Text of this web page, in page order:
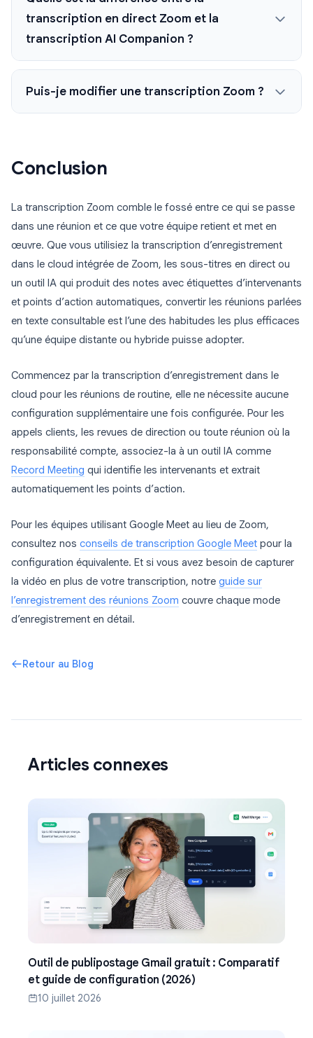
transcription en direct Zoom et la
transcription AI Companion ?
Puis-je modifier une transcription Zoom ?
Conclusion
La transcription Zoom comble le fossé entre ce qui se passe
dans une réunion et ce que votre équipe retient et met en
œuvre. Que vous utilisiez la transcription d’enregistrement
dans le cloud intégrée de Zoom, les sous-titres en direct ou
un outil IA qui produit des notes avec étiquettes d’intervenants
et points d’action automatiques, convertir les réunions parlées
en texte consultable est l’une des habitudes les plus efficaces
qu’une équipe distante ou hybride puisse adopter.
Commencez par la transcription d’enregistrement dans le
cloud pour les réunions de routine, elle ne nécessite aucune
configuration supplémentaire une fois configurée. Pour les
appels clients, les revues de direction ou toute réunion où la
responsabilité compte, associez-la à un outil IA comme
Record Meeting qui identifie les intervenants et extrait
automatiquement les points d’action.
Pour les équipes utilisant Google Meet au lieu de Zoom,
consultez nos conseils de transcription Google Meet pour la
configuration équivalente. Et si vous avez besoin de capturer
la vidéo en plus de votre transcription, notre guide sur
l’enregistrement des réunions Zoom couvre chaque mode
d’enregistrement en détail.
Retour au Blog
Articles connexes
Outil de publipostage Gmail gratuit : Comparatif
et guide de configuration (2026)
10 juillet 2026